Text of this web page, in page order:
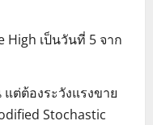
High เป็นวันที่ 5 จาก
ต่ต้องระวังแรงขาย
Stochastic